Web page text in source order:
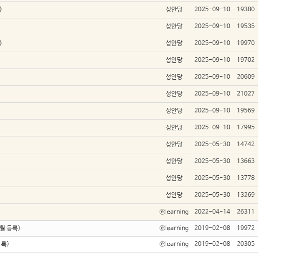
성안당 2025-09-10 19380
성안당 2025-09-10 19535
성안당 2025-09-10 19970
성안당 2025-09-10 19702
성안당 2025-09-10 20609
성안당 2025-09-10 21027
성안당 2025-09-10 19569
성안당 2025-09-10 17995
성안당 2025-05-30 14742
성안당 2025-05-30 13663
성안당 2025-05-30 13778
성안당 2025-05-30 13269
ⓔlearning 2022-04-14 26311
등록) ⓔlearning 2019-02-08 19972
) ⓔlearning 2019-02-08 20305